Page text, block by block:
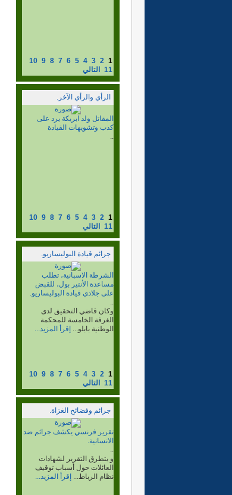
1
2
3
4
5
6
7
8
9
10
11
التالي
الرأي والرأي الآخر.
الزمن السياسي الصحراوي
..
1
2
3
4
5
6
7
8
9
10
11
التالي
جرائم قيادة البوليساريو.
جرائم القيادة الجلاد ابيشة
لحول..
..
لدى المخابرات الجزائرية، لم
يطلق ولو رصاصة واحدة في
حياته لا ضد...إقرأ المزيد...
1
2
3
4
5
6
7
8
9
10
11
التالي
جرائم وفضائح الغزاة.
إستمرار الاعتقالات في صفوف
الصحراويين على خلفية أحداث
العيون
..
في الدار البيضاء وطانطان
وبوجدور والسمارة وغيرها ،